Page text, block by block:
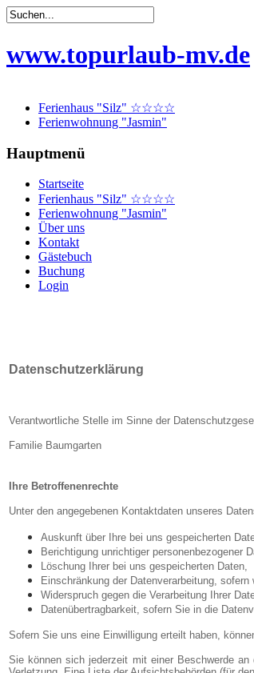
www.topurlaub-mv.de
Ferienhaus "Silz" ☆☆☆☆
Ferienwohnung "Jasmin"
Hauptmenü
Startseite
Ferienhaus "Silz" ☆☆☆☆
Ferienwohnung "Jasmin"
Über uns
Kontakt
Gästebuch
Buchung
Login
Datenschutzerklärung
Verantwortliche Stelle im Sinne der
Familie Baumgarten
Ihre Betroffenenrechte
Unter den angegebenen Kontaktdaten unseres
Auskunft über Ihre bei uns gespeicherten
Berichtigung unrichtiger personenbezogener
Löschung Ihrer bei uns gespeicherten Daten,
Einschränkung der Datenverarbeitung,
Widerspruch gegen die Verarbeitung Ihrer
Datenübertragbarkeit, sofern Sie in die
Sofern Sie uns eine Einwilligung erteilt haben,
Sie können sich jederzeit mit einer Beschwerde